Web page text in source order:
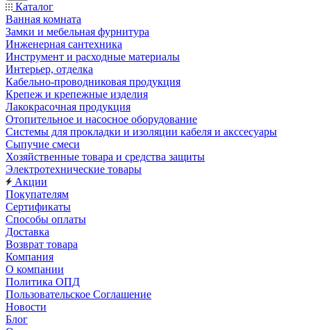
Каталог
Ванная комната
Замки и мебельная фурнитура
Инженерная сантехника
Инструмент и расходные материалы
Интерьер, отделка
Кабельно-проводниковая продукция
Крепеж и крепежные изделия
Лакокрасочная продукция
Отопительное и насосное оборудование
Системы для прокладки и изоляции кабеля и акссесуары
Сыпучие смеси
Хозяйственные товара и средства защиты
Электротехнические товары
Акции
Покупателям
Сертификаты
Способы оплаты
Доставка
Возврат товара
Компания
О компании
Политика ОПД
Пользовательское Соглашение
Новости
Блог